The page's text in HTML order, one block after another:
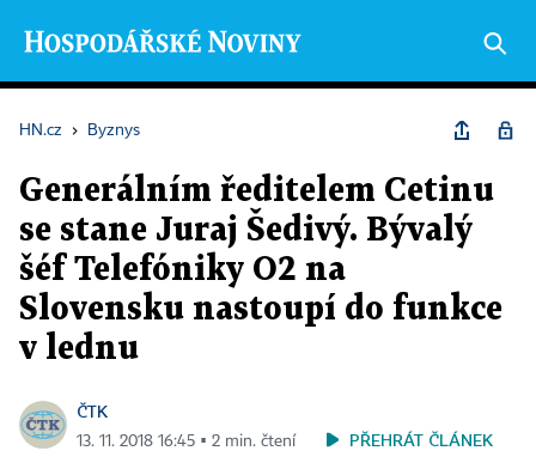
HN.cz › Byznys
Generálním ředitelem Cetinu
se stane Juraj Šedivý. Bývalý
šéf Telefóniky O2 na
Slovensku nastoupí do funkce
v lednu
ČTK
13. 11. 2018 16:45 ▪ 2 min. čtení PŘEHRÁT ČLÁNEK